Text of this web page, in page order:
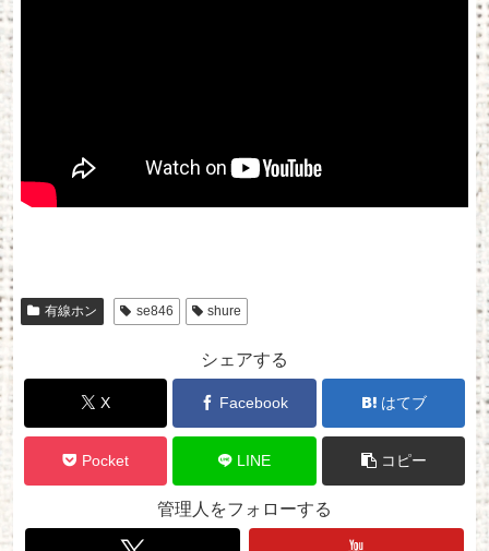
有線ホン se846 shure
シェアする
X Facebook はてブ
Pocket LINE コピー
管理人をフォローする